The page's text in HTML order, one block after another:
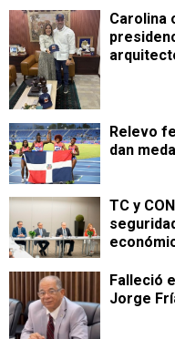
Carolina
Relevo
dan
TC y
Falleció
Jorge